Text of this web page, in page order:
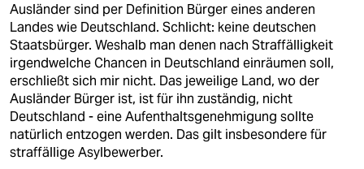
Ausländer sind per Definition Bürger eines anderen
Landes wie Deutschland. Schlicht: keine deutschen
Staatsbürger. Weshalb man denen nach Straffälligkeit
irgendwelche Chancen in Deutschland einräumen soll,
erschließt sich mir nicht. Das jeweilige Land, wo der
Ausländer Bürger ist, ist für ihn zuständig, nicht
Deutschland - eine Aufenthaltsgenehmigung sollte
natürlich entzogen werden. Das gilt insbesondere für
straffällige Asylbewerber.